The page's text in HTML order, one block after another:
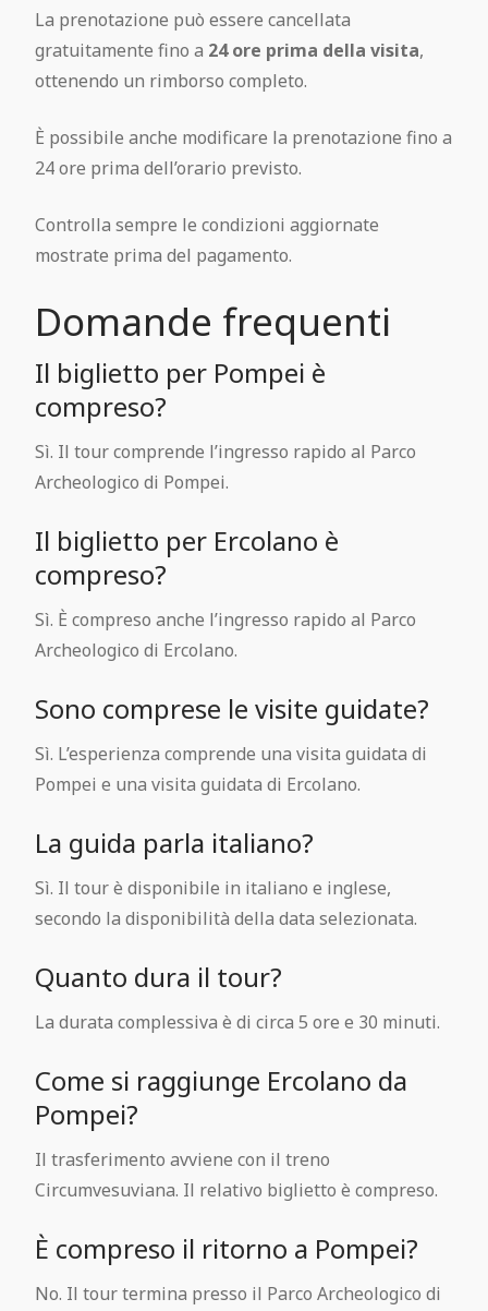
La prenotazione può essere cancellata
gratuitamente fino a 24 ore prima della visita,
ottenendo un rimborso completo.
È possibile anche modificare la prenotazione fino a
24 ore prima dell’orario previsto.
Controlla sempre le condizioni aggiornate
mostrate prima del pagamento.
Domande frequenti
Il biglietto per Pompei è
compreso?
Sì. Il tour comprende l’ingresso rapido al Parco
Archeologico di Pompei.
Il biglietto per Ercolano è
compreso?
Sì. È compreso anche l’ingresso rapido al Parco
Archeologico di Ercolano.
Sono comprese le visite guidate?
Sì. L’esperienza comprende una visita guidata di
Pompei e una visita guidata di Ercolano.
La guida parla italiano?
Sì. Il tour è disponibile in italiano e inglese,
secondo la disponibilità della data selezionata.
Quanto dura il tour?
La durata complessiva è di circa 5 ore e 30 minuti.
Come si raggiunge Ercolano da
Pompei?
Il trasferimento avviene con il treno
Circumvesuviana. Il relativo biglietto è compreso.
È compreso il ritorno a Pompei?
No. Il tour termina presso il Parco Archeologico di